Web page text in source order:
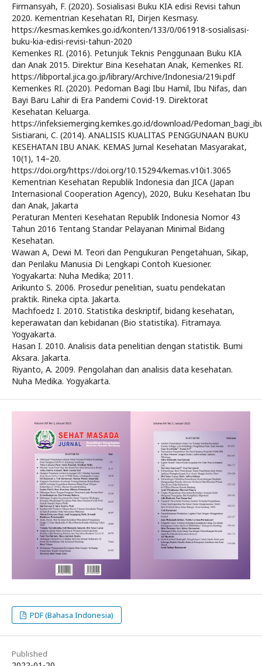
Firmansyah, F. (2020). Sosialisasi Buku KIA edisi Revisi tahun
2020. Kementrian Kesehatan RI, Dirjen Kesmasy.
https://kesmas.kemkes.go.id/konten/133/0/061918-sosialisasi-
buku-kia-edisi-revisi-tahun-2020
Kemenkes RI. (2016). Petunjuk Teknis Penggunaan Buku KIA
dan Anak 2015. Direktur Bina Kesehatan Anak, Kemenkes RI.
https://libportal.jica.go.jp/library/Archive/Indonesia/219i.pdf
Kemenkes RI. (2020). Pedoman Bagi Ibu Hamil, Ibu Nifas, dan
Bayi Baru Lahir di Era Pandemi Covid-19. Direktorat
Kesehatan Keluarga.
https://infeksiemerging.kemkes.go.id/download/
Sistiarani, C. (2014). ANALISIS KUALITAS PENGGUNAAN BUKU
KESEHATAN IBU ANAK. KEMAS Jurnal Kesehatan Masyarakat,
10(1), 14–20.
https://doi.org/https://doi.org/10.15294/kemas.v10i1.3065
Kementrian Kesehatan Republik Indonesia dan JICA (Japan
Internasional Cooperation Agency), 2020, Buku Kesehatan Ibu
dan Anak, Jakarta
Peraturan Menteri Kesehatan Republik Indonesia Nomor 43
Tahun 2016 Tentang Standar Pelayanan Minimal Bidang
Kesehatan.
Wawan A, Dewi M. Teori dan Pengukuran Pengetahuan, Sikap,
dan Perilaku Manusia Di Lengkapi Contoh Kuesioner.
Yogyakarta: Nuha Medika; 2011.
Arikunto S. 2006. Prosedur penelitian, suatu pendekatan
praktik. Rineka cipta. Jakarta.
Machfoedz I. 2010. Statistika deskriptif, bidang kesehatan,
keperawatan dan kebidanan (Bio statistika). Fitramaya.
Yogyakarta.
Hasan I. 2010. Analisis data penelitian dengan statistik. Bumi
Aksara. Jakarta.
Riyanto, A. 2009. Pengolahan dan analisis data kesehatan.
Nuha Medika. Yogyakarta.
PDF (Bahasa Indonesia)
Published